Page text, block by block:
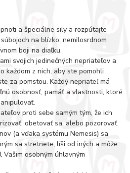
a špeciálne sily a rozpútajte
na blízko, nemilosrdnom
boji na diaľku.
svojich jedinečných nepriateľov a
každom z nich, aby ste pomohli
za pomstou. Každý nepriateľ má
osobnosť, pamäť a vlastnosti, ktoré
proti sebe samým tým, že ich
obetovať sa, alebo pozorovať.
(a vďaka systému Nemesis) sa
sa stretnete, líši od iných a môže
Vašim osobným úhlavným